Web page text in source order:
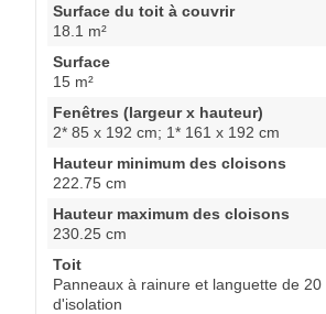
Surface du toit à couvrir
18.1 m²
Surface
15 m²
Fenêtres (largeur x hauteur)
2* 85 x 192 cm; 1* 161 x 192 cm
Hauteur minimum des cloisons
222.75 cm
Hauteur maximum des cloisons
230.25 cm
Toit
Panneaux à rainure et languette de 20
d'isolation